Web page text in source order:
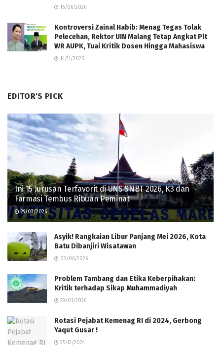
16/06/2026
Kontroversi Zainal Habib: Menag Tegas Tolak
Pelecehan, Rektor UIN Malang Tetap Angkat Plt
WR AUPK, Tuai Kritik Dosen Hingga Mahasiswa
14/11/2025
EDITOR'S PICK
Ini 15 Jurusan Terfavorit di UNS SNBT 2026, K3 dan
Farmasi Tembus Ribuan Peminat
29/03/2026
Asyik! Rangkaian Libur Panjang Mei 2026, Kota
Batu Dibanjiri Wisatawan
02/06/2026
Problem Tambang dan Etika Keberpihakan:
Kritik terhadap Sikap Muhammadiyah
28/01/2026
Rotasi Pejabat Kemenag RI di 2024, Gerbong
Yaqut Gusar !
25/12/2024